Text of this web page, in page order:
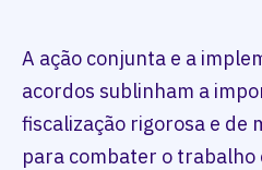
A ação conjunta e a
acordos sublinham a
fiscalização rigorosa e de
para combater o trabalho